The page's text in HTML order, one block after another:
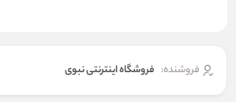
فروشنده: فروشگاه اینترنتی نبوی